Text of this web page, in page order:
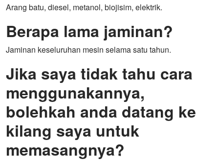
Arang batu, diesel, metanol, biojisim, elektrik.
Berapa lama jaminan?
Jaminan keseluruhan mesin selama satu tahun.
Jika saya tidak tahu cara
menggunakannya,
bolehkah anda datang ke
kilang saya untuk
memasangnya?